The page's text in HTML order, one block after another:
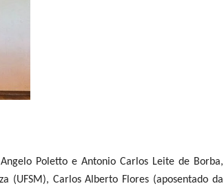
Poletto e Antonio Carlos Leite de Borba,
(UFSM), Carlos Alberto Flores (aposentado da